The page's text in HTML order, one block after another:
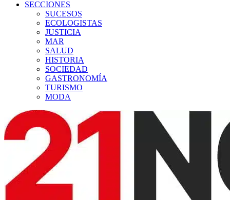
SECCIONES
SUCESOS
ECOLOGISTAS
JUSTICIA
MAR
SALUD
HISTORIA
SOCIEDAD
GASTRONOMÍA
TURISMO
MODA